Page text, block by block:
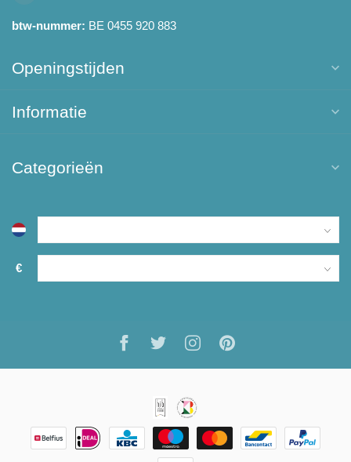
btw-nummer: BE 0455 920 883
Openingstijden
Informatie
Categorieën
€